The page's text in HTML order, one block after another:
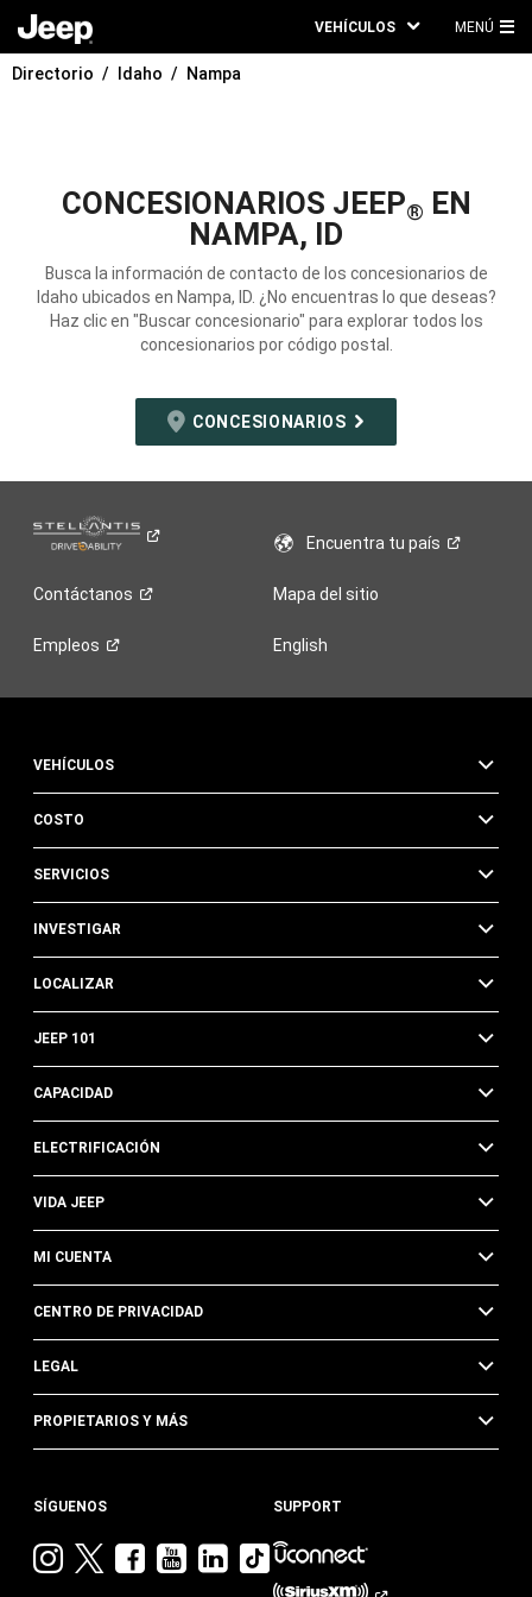
VEHÍCULOS MENÚ
Directorio Idaho Nampa
CONCESIONARIOS JEEP® EN
NAMPA, ID
Busca la información de contacto de los concesionarios de
Idaho ubicados en Nampa, ID. ¿No encuentras lo que deseas?
Haz clic en "Buscar concesionario" para explorar todos los
concesionarios por código postal.
CONCESIONARIOS
Encuentra tupaís
Contáctanos Mapa del sitio
Empleos English
VEHÍCULOS
COSTO
SERVICIOS
INVESTIGAR
LOCALIZAR
JEEP 101
CAPACIDAD
ELECTRIFICACIÓN
VIDA JEEP
MI CUENTA
CENTRO DE PRIVACIDAD
LEGAL
PROPIETARIOS Y MÁS
SÍGUENOS
VisitaVisitaVisitaVisitaVisita
Jeep
Visita
Jeep
SUPPORT